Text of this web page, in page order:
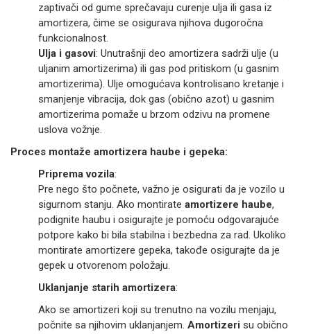
zaptivači od gume sprečavaju curenje ulja ili gasa iz
amortizera, čime se osigurava njihova dugoročna
funkcionalnost.
Ulja i gasovi: Unutrašnji deo amortizera sadrži ulje (u
uljanim amortizerima) ili gas pod pritiskom (u gasnim
amortizerima). Ulje omogućava kontrolisano kretanje i
smanjenje vibracija, dok gas (obično azot) u gasnim
amortizerima pomaže u brzom odzivu na promene
uslova vožnje.
Proces montaže amortizera haube i gepeka:
Priprema vozila:
Pre nego što počnete, važno je osigurati da je vozilo u
sigurnom stanju. Ako montirate amortizere haube,
podignite haubu i osigurajte je pomoću odgovarajuće
potpore kako bi bila stabilna i bezbedna za rad. Ukoliko
montirate amortizere gepeka, takođe osigurajte da je
gepek u otvorenom položaju.
Uklanjanje starih amortizera:
Ako se amortizeri koji su trenutno na vozilu menjaju,
počnite sa njihovim uklanjanjem. Amortizeri su obično